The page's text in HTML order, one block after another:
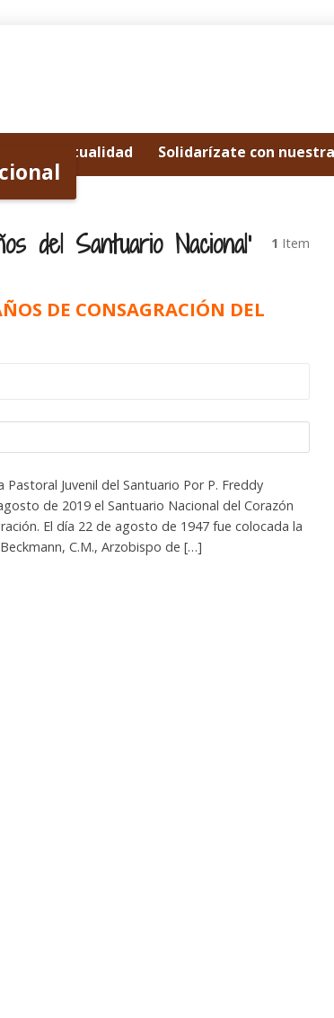
y actualidad Solidarízate con
del Santuario Nacional’ 1 Item
DE CONSAGRACIÓN DEL
Juvenil del Santuario Por P. Freddy
de 2019 el Santuario Nacional del Corazón
El día 22 de agosto de 1947 fue colocada la
C.M., Arzobispo de […]